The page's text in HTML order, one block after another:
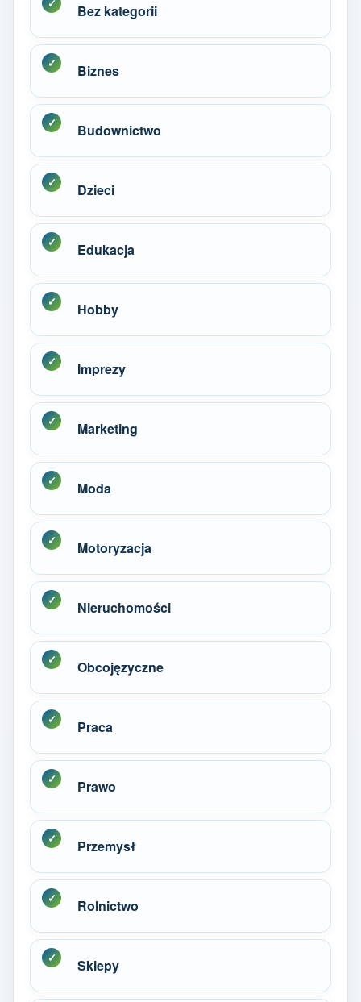
Bez kategorii
Biznes
Budownictwo
Dzieci
Edukacja
Hobby
Imprezy
Marketing
Moda
Motoryzacja
Nieruchomości
Obcojęzyczne
Praca
Prawo
Przemysł
Rolnictwo
Sklepy